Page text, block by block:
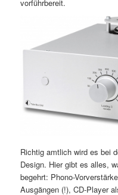
vorführbereit.
Richtig amtlich wird es bei
Design. Hier gibt es alles,
begehrt: Phono-
Ausgängen (!), CD-Player